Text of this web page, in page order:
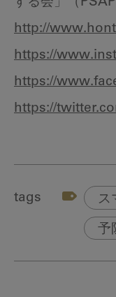
http://
https://
https://
https://
tags ス
予